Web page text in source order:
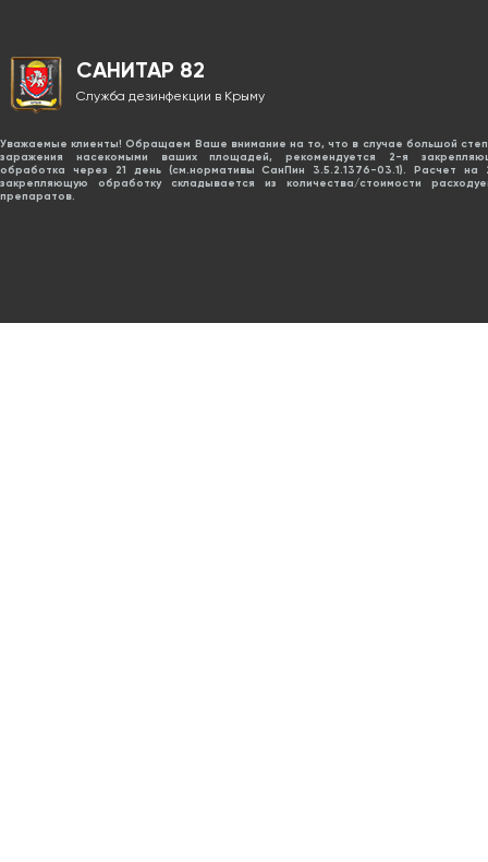
САНИТАР 82
Служба дезинфекции в Крыму
Уважаемые клиенты! Обращаем Ваше внимание на то, что в случае большой
заражения насекомыми ваших площадей, рекомендуется 2-я
обработка через 21 день (см.нормативы СанПин 3.5.2.1376-03.1). Расчет на
закрепляющую обработку складывается из количества/стоимости
препаратов.